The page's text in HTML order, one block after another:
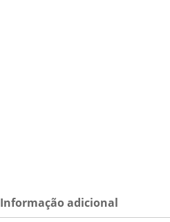
Informação adicional